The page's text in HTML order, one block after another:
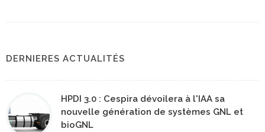
DERNIERES ACTUALITÉS
HPDI 3.0 : Cespira dévoilera à l'IAA sa
nouvelle génération de systèmes GNL et
bioGNL